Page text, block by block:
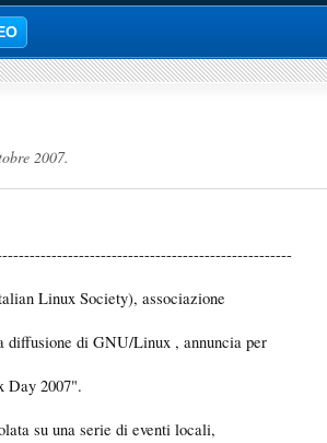
2007.
Linux Society), associazione
diffusione di GNU/Linux , annuncia per
Day 2007".
su una serie di eventi locali,